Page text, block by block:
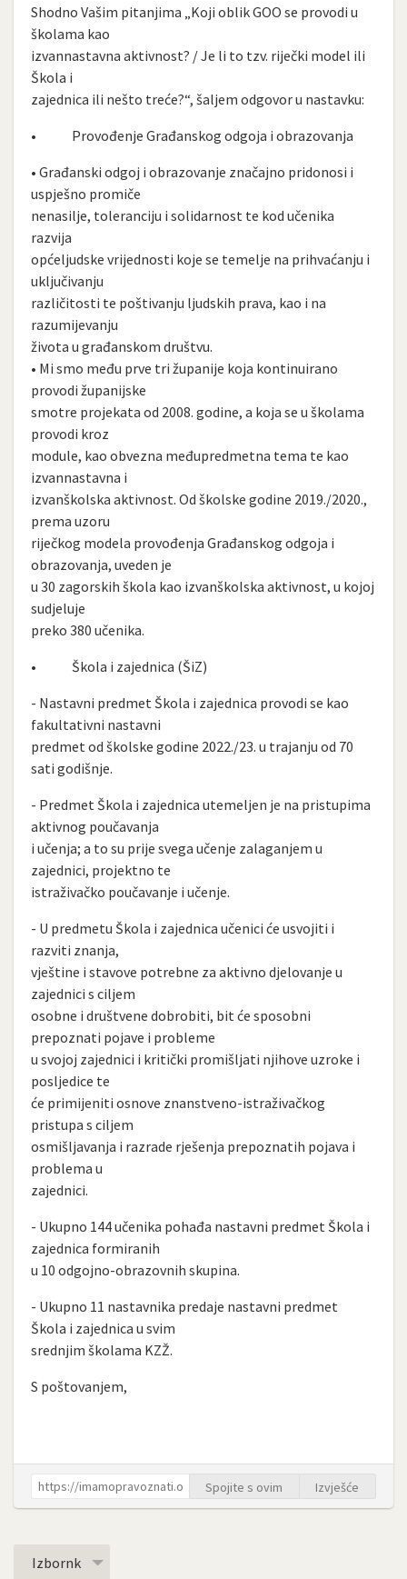
Shodno Vašim pitanjima „Koji oblik GOO se provodi u
školama kao
izvannastavna aktivnost? / Je li to tzv. riječki model ili
Škola i
zajednica ili nešto treće?“, šaljem odgovor u nastavku:
• Provođenje Građanskog odgoja i obrazovanja
• Građanski odgoj i obrazovanje značajno pridonosi i
uspješno promiče
nenasilje, toleranciju i solidarnost te kod učenika
razvija
općeljudske vrijednosti koje se temelje na prihvaćanju i
uključivanju
različitosti te poštivanju ljudskih prava, kao i na
razumijevanju
života u građanskom društvu.
• Mi smo među prve tri županije koja kontinuirano
provodi županijske
smotre projekata od 2008. godine, a koja se u školama
provodi kroz
module, kao obvezna međupredmetna tema te kao
izvannastavna i
izvanškolska aktivnost. Od školske godine 2019./2020.,
prema uzoru
riječkog modela provođenja Građanskog odgoja i
obrazovanja, uveden je
u 30 zagorskih škola kao izvanškolska aktivnost, u kojoj
sudjeluje
preko 380 učenika.
• Škola i zajednica (ŠiZ)
- Nastavni predmet Škola i zajednica provodi se kao
fakultativni nastavni
predmet od školske godine 2022./23. u trajanju od 70
sati godišnje.
- Predmet Škola i zajednica utemeljen je na pristupima
aktivnog poučavanja
i učenja; a to su prije svega učenje zalaganjem u
zajednici, projektno te
istraživačko poučavanje i učenje.
- U predmetu Škola i zajednica učenici će usvojiti i
razviti znanja,
vještine i stavove potrebne za aktivno djelovanje u
zajednici s ciljem
osobne i društvene dobrobiti, bit će sposobni
prepoznati pojave i probleme
u svojoj zajednici i kritički promišljati njihove uzroke i
posljedice te
će primijeniti osnove znanstveno-istraživačkog
pristupa s ciljem
osmišljavanja i razrade rješenja prepoznatih pojava i
problema u
zajednici.
- Ukupno 144 učenika pohađa nastavni predmet Škola i
zajednica formiranih
u 10 odgojno-obrazovnih skupina.
- Ukupno 11 nastavnika predaje nastavni predmet
Škola i zajednica u svim
srednjim školama KZŽ.
S poštovanjem,
Spojite s ovim Izvješće
Izbornk